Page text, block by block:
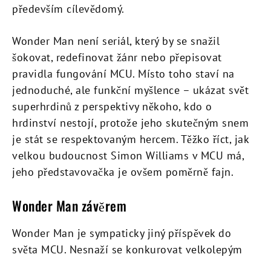
především cílevědomý.
Wonder Man není seriál, který by se snažil
šokovat, redefinovat žánr nebo přepisovat
pravidla fungování MCU. Místo toho staví na
jednoduché, ale funkční myšlence – ukázat svět
superhrdinů z perspektivy někoho, kdo o
hrdinství nestojí, protože jeho skutečným snem
je stát se respektovaným hercem. Těžko říct, jak
velkou budoucnost Simon Williams v MCU má,
jeho představovačka je ovšem poměrně fajn.
Wonder Man závěrem
Wonder Man je sympaticky jiný příspěvek do
světa MCU. Nesnaží se konkurovat velkolepým